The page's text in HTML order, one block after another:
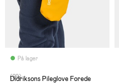
På lager
(29)
Didriksons Pileglove Forede